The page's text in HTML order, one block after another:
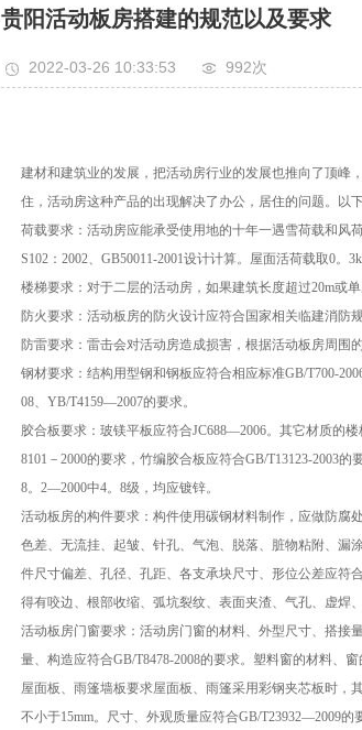
贵阳活动板房搭建的规范以及要求
2022-03-26 10:33:53 992次
建材和建筑业的发展，把活动房行业的发展也推向了顶峰
住，活动房这种产品的出现解决了办公，居住的问题。以
荷载要求：活动房应能承受使用地的十年一遇雪荷载和风
S102：2002、GB50011-2001设计计算。屋面活荷载取0。
楼梯要求：对于二层的活动房，如果建筑长度超过20m或
防火要求：活动板房的防火设计应符合国家相关临建消防
防雷要求：雷击会对活动房造成损害，根据活动板房周围
钢材要求：结构用型钢和钢板应符合相应标准GB/T700-
08、YB/T4159—2007的要求。
胶合板要求：玻镁平板应符合JC688—2006。其它材质的
8101－2000的要求，竹编胶合板应符合GB/T13123-2003
8。2—2000中4。8级，均应镀锌。
活动板房的构件要求：构件使用碳钢材料制作，应做防腐
色差、无流挂、起皱、针孔、气泡、脱落、脏物粘附、漏
件尺寸偏差、孔径、孔距、各支承块尺寸、形位公差应符
得有咬边、根部收缩、弧坑裂纹、表面夹渣、气孔、虚焊
活动板房门窗要求：活动房门窗的材料、外型尺寸、搭接
量、构造应符合GB/T8478-2008的要求。塑料窗的材料、
屋面板、雨篷墙板要求屋面板、雨篷采用彩钢夹芯板时，
不小于15mm。尺寸、外观质量应符合GB/T23932—2009的